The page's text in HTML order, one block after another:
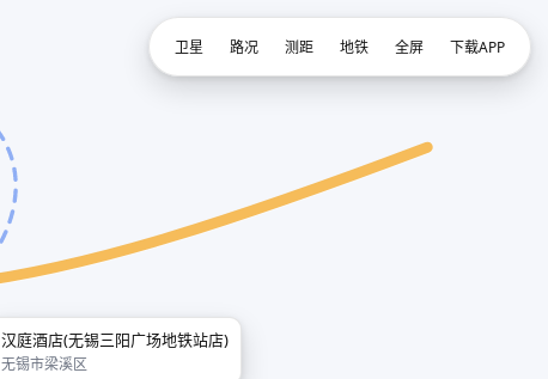
汉庭酒店(无锡三阳广场地铁站店)
无锡市梁溪区
卫星 路况 测距 地铁 全屏 下载APP